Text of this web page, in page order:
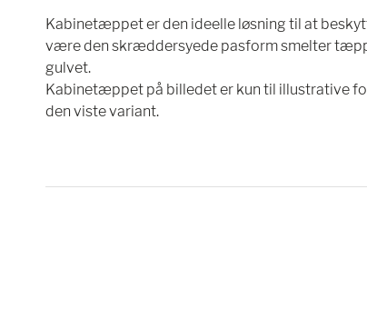
Kabinetæppet er den ideelle løsning til at
være den skræddersyede pasform smelter
gulvet.
Kabinetæppet på billedet er kun til illustrative
den viste variant.